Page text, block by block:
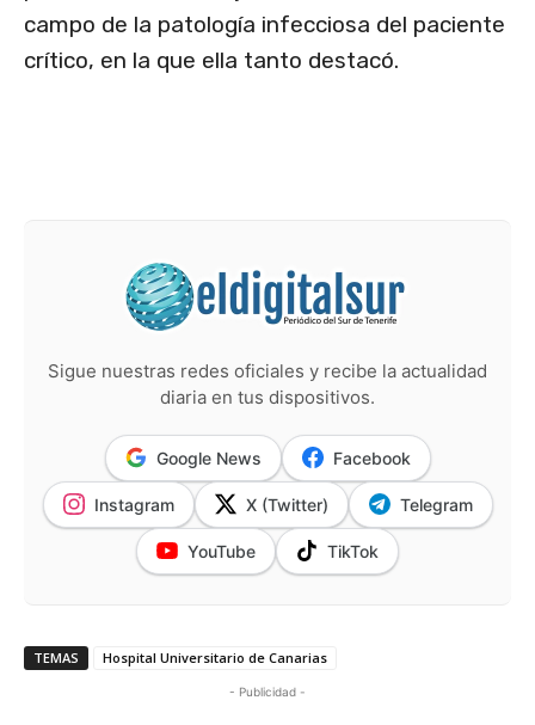
campo de la patología infecciosa del paciente
crítico, en la que ella tanto destacó.
Sigue nuestras redes oficiales y recibe la actualidad
diaria en tus dispositivos.
Google News Facebook
Instagram X (Twitter) Telegram
YouTube TikTok
TEMAS Hospital Universitario de Canarias
- Publicidad -